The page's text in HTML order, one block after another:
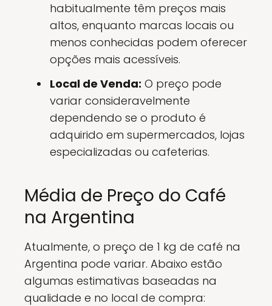
habitualmente têm preços mais
altos, enquanto marcas locais ou
menos conhecidas podem oferecer
opções mais acessíveis.
Local de Venda: O preço pode
variar consideravelmente
dependendo se o produto é
adquirido em supermercados, lojas
especializadas ou cafeterias.
Média de Preço do Café
na Argentina
Atualmente, o preço de 1 kg de café na
Argentina pode variar. Abaixo estão
algumas estimativas baseadas na
qualidade e no local de compra: